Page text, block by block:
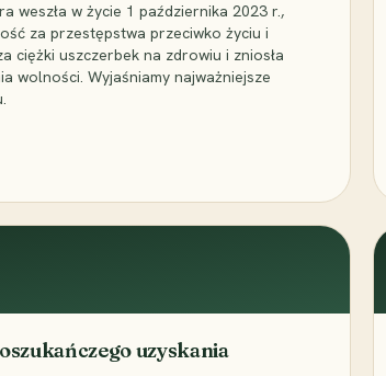
weszła w życie 1 października 2023 r.,
za przestępstwa przeciwko życiu i
ciężki uszczerbek na zdrowiu i zniosła
wolności. Wyjaśniamy najważniejsze
uzyskania